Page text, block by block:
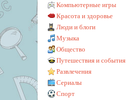
Компьютерные игры
Красота и здоровье
Люди и блоги
Музыка
Общество
Путешествия и события
Развлечения
Сериалы
Спорт